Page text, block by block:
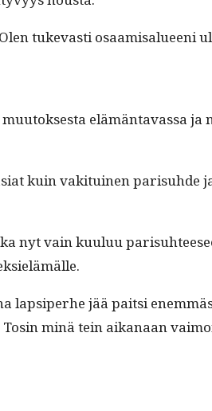
tukev­asti osaamisalueeni
elämän­tavas­sa
kuin vak­i­tu­inen parisuhde
nyt vain kuu­luu
lap­siper­he jää pait­si
minä tein aikanaan